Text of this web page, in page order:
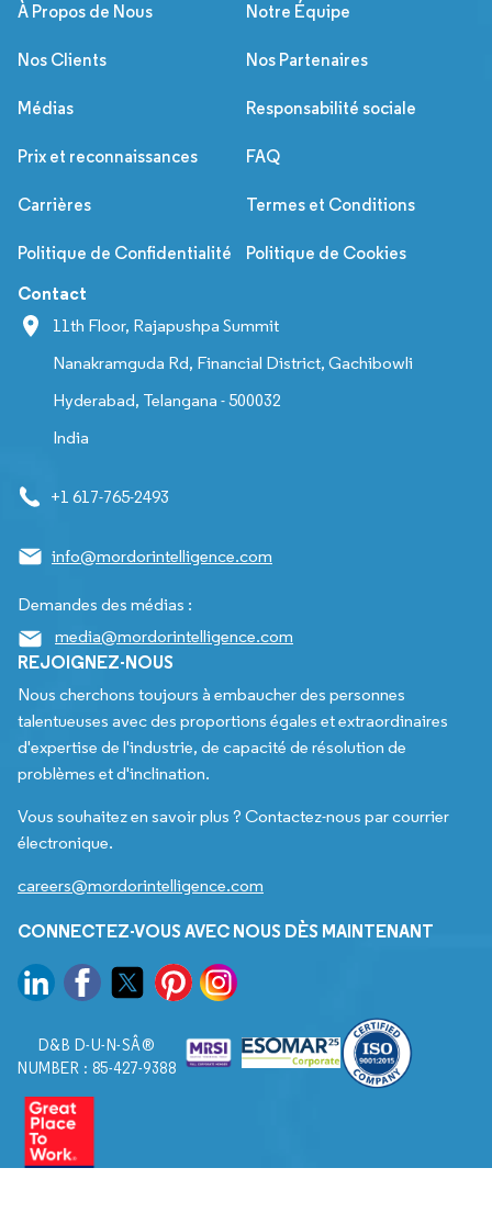
À Propos de Nous
Notre Équipe
Nos Clients Nos Partenaires
Médias Responsabilité sociale
Prix et reconnaissances FAQ
Carrières Termes et Conditions
Politique de Confidentialité Politique de Cookies
Contact
11th Floor, Rajapushpa Summit
Nanakramguda Rd, Financial District, Gachibowli
Hyderabad, Telangana - 500032
India
+1 617-765-2493
info@mordorintelligence.com
Demandes des médias :
media@mordorintelligence.com
REJOIGNEZ-NOUS
Nous cherchons toujours à embaucher des personnes
talentueuses avec des proportions égales et extraordinaires
d'expertise de l'industrie, de capacité de résolution de
problèmes et d'inclination.
Vous souhaitez en savoir plus ? Contactez-nous par courrier
électronique.
careers@mordorintelligence.com
CONNECTEZ-VOUS AVEC NOUS DÈS MAINTENANT
D&B D-U-N-SÂ®
NUMBER : 85-427-9388